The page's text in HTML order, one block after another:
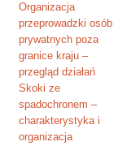
Organizacja
przeprowadzki osób
prywatnych poza
granice kraju –
przegląd działań
Skoki ze
spadochronem –
charakterystyka i
organizacja